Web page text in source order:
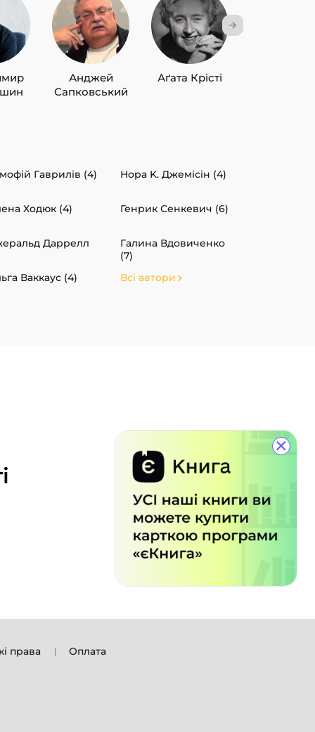
×
Анджей
Сапковський
Аґата Крісті
Гаврилів (4) Нора K. Джемісін (4)
Ходюк (4) Генрик Сенкевич (6)
Даррелл
Галина Вдовиченко
(7)
Ваккаус (4)
Всі автори
права Оплата